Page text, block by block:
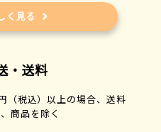
く見る
・送料
（税込）以上の場合、送料
商品を除く